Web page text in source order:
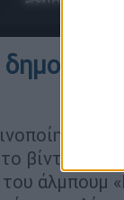
βίντεο, το
του άλμπουμ